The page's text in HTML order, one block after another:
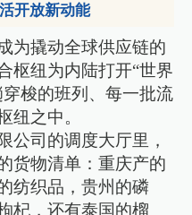
开放新动能
为撬动全球供应链的
枢纽为内陆打开“世界
梭的班列、每一批流
纽之中。
公司的调度大厅里，
货物清单：重庆产的
纺织品，贵州的磷
杞，还有泰国的榴